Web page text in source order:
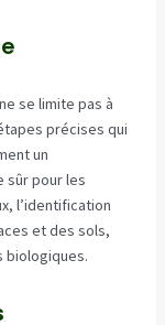
se limite pas à
précises qui
un
sûr pour les
l’identification
et des sols,
biologiques.